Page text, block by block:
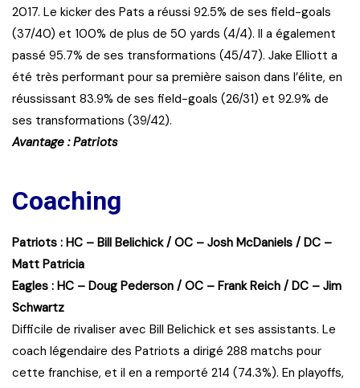
2017. Le kicker des Pats a réussi 92.5% de ses field-goals
(37/40) et 100% de plus de 50 yards (4/4). Il a également
passé 95.7% de ses transformations (45/47). Jake Elliott a
été très performant pour sa première saison dans l’élite, en
réussissant 83.9% de ses field-goals (26/31) et 92.9% de
ses transformations (39/42).
Avantage : Patriots
Coaching
Patriots : HC – Bill Belichick / OC – Josh McDaniels / DC –
Matt Patricia
Eagles : HC – Doug Pederson / OC – Frank Reich / DC – Jim
Schwartz
Difficile de rivaliser avec Bill Belichick et ses assistants. Le
coach légendaire des Patriots a dirigé 288 matchs pour
cette franchise, et il en a remporté 214 (74.3%). En playoffs,